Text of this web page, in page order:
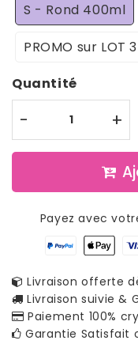
S - Rond 400ml
PROMO sur LOT
Quantité
- +
Payez avec
Livraison offerte
Livraison suivie &
Paiement 100%
Garantie Satisfait